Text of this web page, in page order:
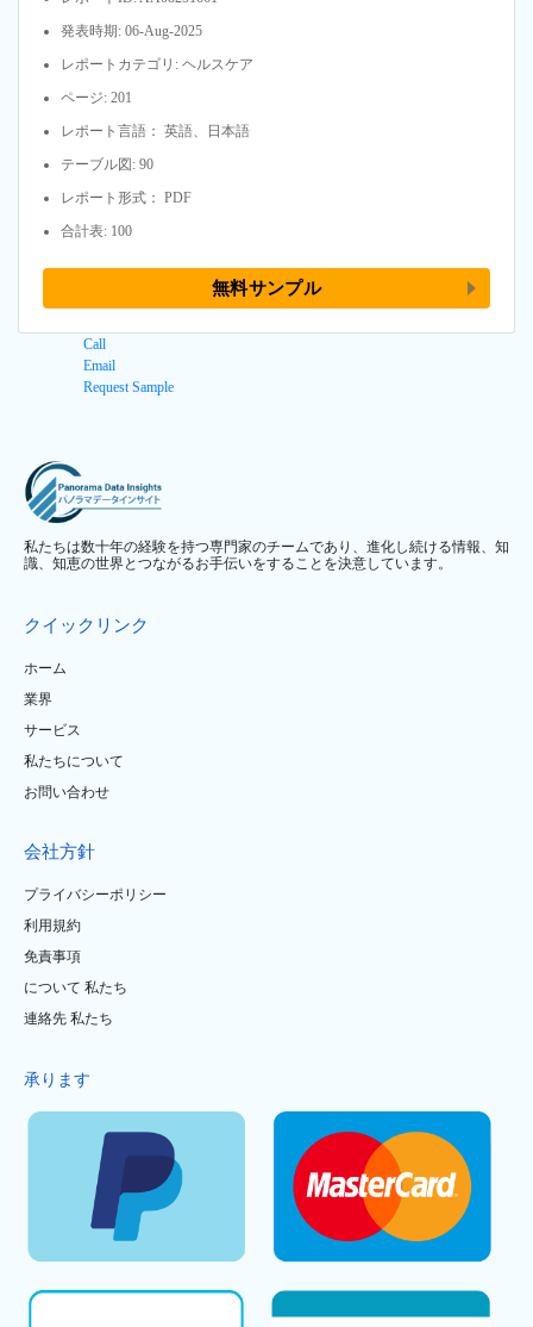
発表時期: 06-Aug-2025
レポートカテゴリ: ヘルスケア
ページ: 201
レポート言語： 英語、日本語
テーブル図: 90
レポート形式： PDF
合計表: 100
無料サンプル
Call
Email
Request Sample
私たちは数十年の経験を持つ専門家のチームであり、進化し続ける情報、知
識、知恵の世界とつながるお手伝いをすることを決意しています。
クイックリンク
ホーム
業界
サービス
私たちについて
お問い合わせ
会社方針
プライバシーポリシー
利用規約
免責事項
について 私たち
連絡先 私たち
承ります